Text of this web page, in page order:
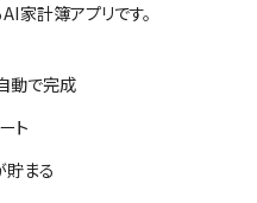
家計簿アプリです。
動で完成
ト
貯まる